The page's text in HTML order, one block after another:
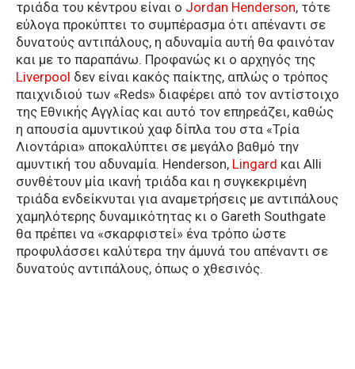
τριάδα του κέντρου είναι ο Jordan Henderson, τότε
εύλογα προκύπτει το συμπέρασμα ότι απέναντι σε
δυνατούς αντιπάλους, η αδυναμία αυτή θα φαινόταν
και με το παραπάνω. Προφανώς κι ο αρχηγός της
Liverpool δεν είναι κακός παίκτης, απλώς ο τρόπος
παιχνιδιού των «Reds» διαφέρει από τον αντίστοιχο
της Εθνικής Αγγλίας και αυτό τον επηρεάζει, καθώς
η απουσία αμυντικού χαφ δίπλα του στα «Τρία
Λιοντάρια» αποκαλύπτει σε μεγάλο βαθμό την
αμυντική του αδυναμία. Henderson, Lingard και Alli
συνθέτουν μία ικανή τριάδα και η συγκεκριμένη
τριάδα ενδείκνυται για αναμετρήσεις με αντιπάλους
χαμηλότερης δυναμικότητας κι ο Gareth Southgate
θα πρέπει να «σκαρφιστεί» ένα τρόπο ώστε
προφυλάσσει καλύτερα την άμυνά του απέναντι σε
δυνατούς αντιπάλους, όπως ο χθεσινός.